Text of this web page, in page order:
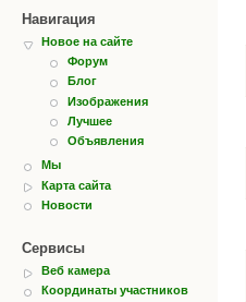
Навигация
Новое на сайте
Форум
Блог
Изображения
Лучшее
Объявления
Мы
Карта сайта
Новости
Сервисы
Веб камера
Координаты участников